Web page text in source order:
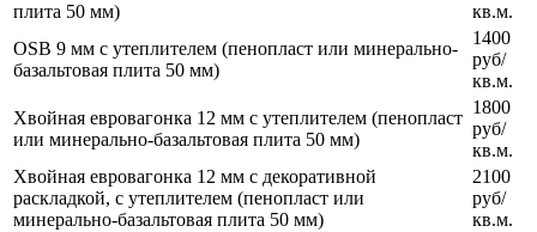
плита 50 мм)
кв.м.
OSB 9 мм с утеплителем (пенопласт или минерально-
базальтовая плита 50 мм)
1400
руб/
кв.м.
Хвойная евровагонка 12 мм с утеплителем (пенопласт
или минерально-базальтовая плита 50 мм)
1800
руб/
кв.м.
Хвойная евровагонка 12 мм с декоративной
раскладкой, с утеплителем (пенопласт или
минерально-базальтовая плита 50 мм)
2100
руб/
кв.м.